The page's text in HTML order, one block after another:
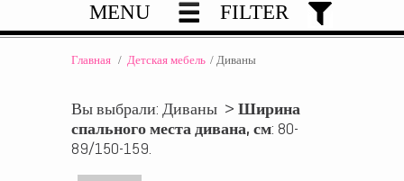
MENU FILTER
Главная / Детская мебель / Диваны
Вы выбрали: Диваны > Ширина
спального места дивана, см: 80-
89/150-159.